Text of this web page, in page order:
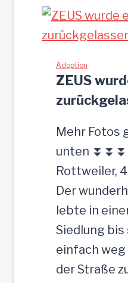
Adoption
ZEUS
Mehr Fotos
unten
Rottweiler,
Der
lebte in
Siedlung
einfach weg
der Straße